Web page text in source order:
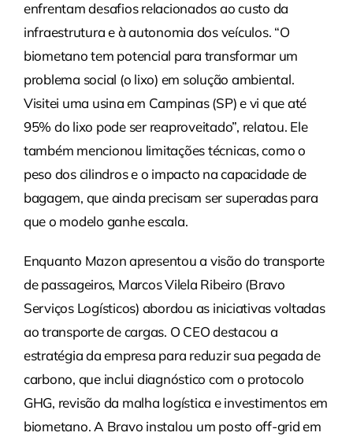
enfrentam desafios relacionados ao custo da
infraestrutura e à autonomia dos veículos. “O
biometano tem potencial para transformar um
problema social (o lixo) em solução ambiental.
Visitei uma usina em Campinas (SP) e vi que até
95% do lixo pode ser reaproveitado”, relatou. Ele
também mencionou limitações técnicas, como o
peso dos cilindros e o impacto na capacidade de
bagagem, que ainda precisam ser superadas para
que o modelo ganhe escala.
Enquanto Mazon apresentou a visão do transporte
de passageiros, Marcos Vilela Ribeiro (Bravo
Serviços Logísticos) abordou as iniciativas voltadas
ao transporte de cargas. O CEO destacou a
estratégia da empresa para reduzir sua pegada de
carbono, que inclui diagnóstico com o protocolo
GHG, revisão da malha logística e investimentos em
biometano. A Bravo instalou um posto off-grid em